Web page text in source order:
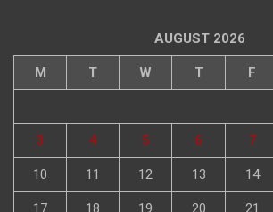
AUGUST 2026
M T W T F
3 4 5 6 7
10 11 12 13 14
17 18 19 20 21